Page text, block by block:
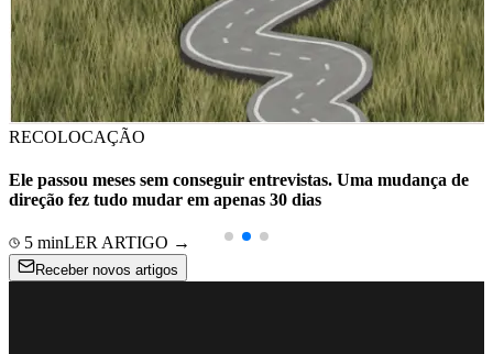
RECOLOCAÇÃO
Ele passou meses sem conseguir entrevistas. Uma mudança de
direção fez tudo mudar em apenas 30 dias
5 minLER ARTIGO →
Receber novos artigos